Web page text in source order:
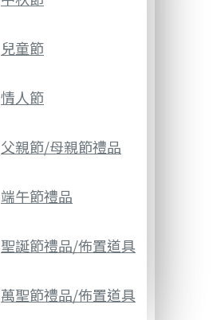
兒童節
情人節
父親節/母親節禮品
端午節禮品
聖誕節禮品/佈置道具
萬聖節禮品/佈置道具